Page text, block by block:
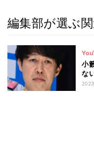
編集部が選ぶ
小
な